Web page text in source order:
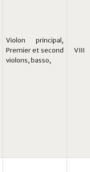
Violon principal,
Premier et second
violons, basso,
VIII